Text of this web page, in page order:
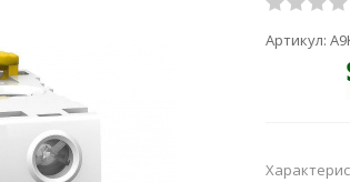
Артикул: